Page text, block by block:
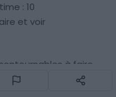
: 10
et voir
à faire